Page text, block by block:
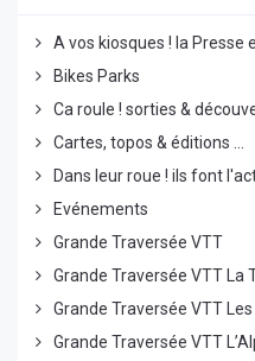
A vos kiosques ! la Presse
Bikes Parks
Ca roule ! sorties &
Cartes, topos & éditions ...
Dans leur roue ! ils font
Evénements
Grande Traversée VTT
Grande Traversée VTT La
Grande Traversée VTT
Grande Traversée VTT